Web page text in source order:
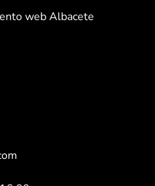
web Albacete